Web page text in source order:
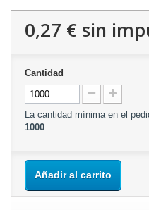
0,27 € sin
Cantidad
La cantidad mínima en el
1000
Añadir al carrito